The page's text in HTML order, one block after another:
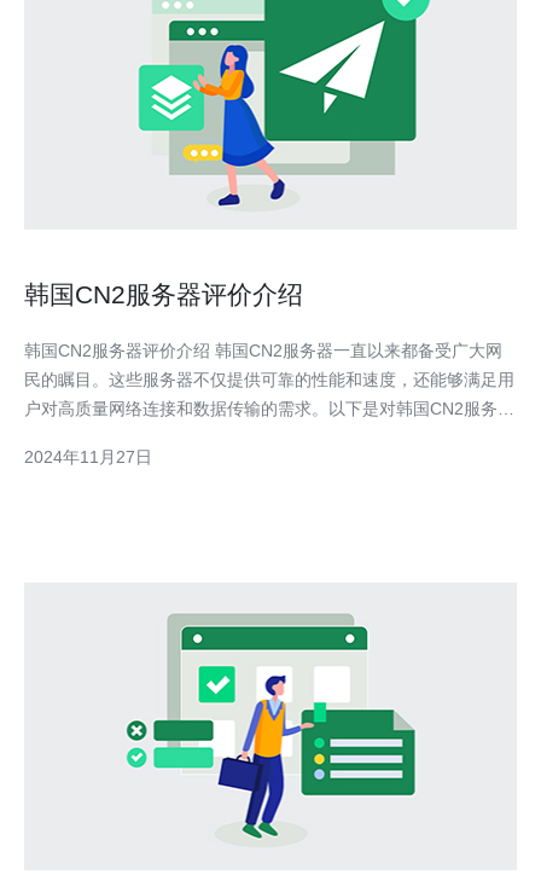
韩国CN2服务器评价介绍
韩国CN2服务器评价介绍 韩国CN2服务器一直以来都备受广大网
民的瞩目。这些服务器不仅提供可靠的性能和速度，还能够满足用
户对高质量网络连接和数据传输的需求。以下是对韩国CN2服务器
色。它们拥有强大的处理能力和稳定的运行环境，能够处理大量请
2024年11月27日